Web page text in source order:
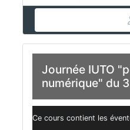
Journée IUTO
numérique" du
Ce cours contient les